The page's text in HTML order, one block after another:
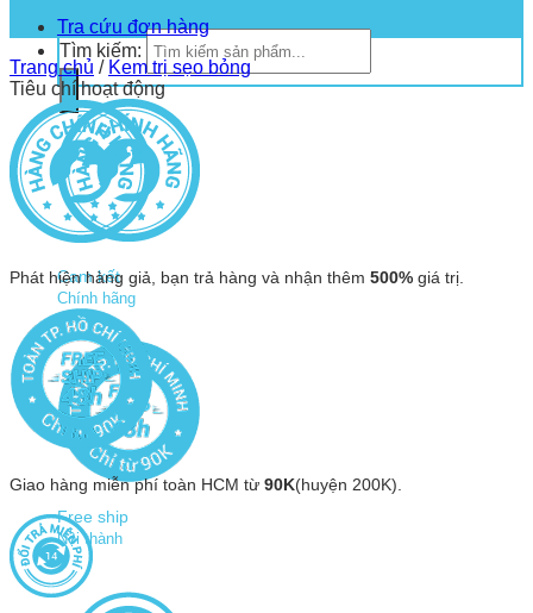
Tìm kiếm:
Cam kết
Chính hãng
Free ship
Nội thành
Tra cứu đơn hàng
Trang chủ / Kem trị sẹo bỏng
Tiêu chí hoạt động
Phát hiện hàng giả, bạn trả hàng và nhận thêm 500% giá trị.
Giao hàng miễn phí toàn HCM từ 90K(huyện 200K).